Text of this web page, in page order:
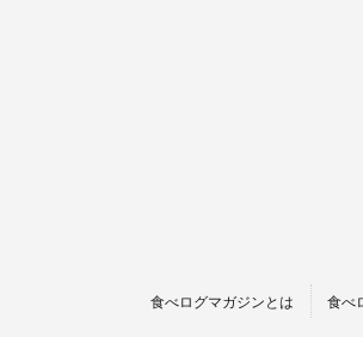
食べログマガジンとは 食べ